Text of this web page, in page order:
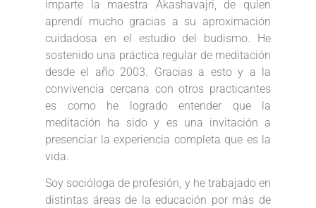
imparte la maestra Akashavajri, de quien
aprendí mucho gracias a su aproximación
cuidadosa en el estudio del budismo. He
sostenido una práctica regular de meditación
desde el año 2003. Gracias a esto y a la
convivencia cercana con otros practicantes
es como he logrado entender que la
meditación ha sido y es una invitación a
presenciar la experiencia completa que es la
vida.
Soy socióloga de profesión, y he trabajado en
distintas áreas de la educación por más de